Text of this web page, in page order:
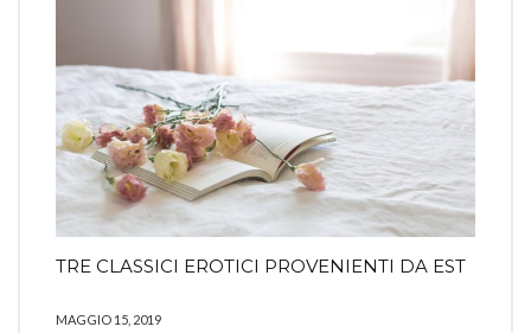
TRE CLASSICI EROTICI PROVENIENTI DA EST
MAGGIO 15, 2019